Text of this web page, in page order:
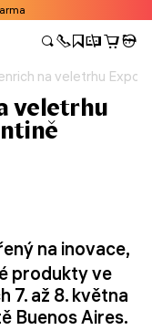
na veletrhu Expo
veletrhu
na inovace,
produkty ve
7. až 8. května
Buenos Aires.